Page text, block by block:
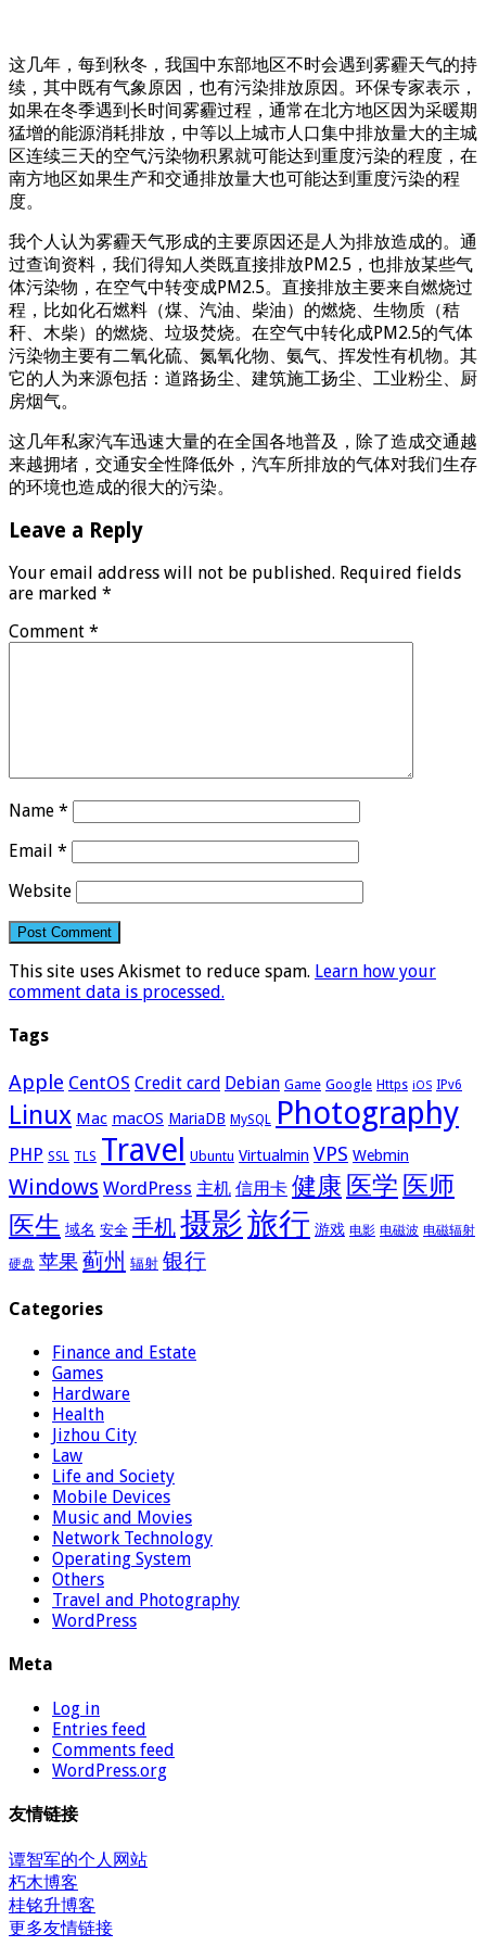
这几年，每到秋冬，我国中东部地区不时会遇到雾霾天气的持
续，其中既有气象原因，也有污染排放原因。环保专家表示，
如果在冬季遇到长时间雾霾过程，通常在北方地区因为采暖期
猛增的能源消耗排放，中等以上城市人口集中排放量大的主城
区连续三天的空气污染物积累就可能达到重度污染的程度，在
南方地区如果生产和交通排放量大也可能达到重度污染的程
度。
我个人认为雾霾天气形成的主要原因还是人为排放造成的。通
过查询资料，我们得知人类既直接排放PM2.5，也排放某些气
体污染物，在空气中转变成PM2.5。直接排放主要来自燃烧过
程，比如化石燃料（煤、汽油、柴油）的燃烧、生物质（秸
秆、木柴）的燃烧、垃圾焚烧。在空气中转化成PM2.5的气体
污染物主要有二氧化硫、氮氧化物、氨气、挥发性有机物。其
它的人为来源包括：道路扬尘、建筑施工扬尘、工业粉尘、厨
房烟气。
这几年私家汽车迅速大量的在全国各地普及，除了造成交通越
来越拥堵，交通安全性降低外，汽车所排放的气体对我们生存
的环境也造成的很大的污染。
Leave a Reply
Your email address will not be published. Required fields
are marked *
Comment *
Name *
Email *
Website
This site uses Akismet to reduce spam. Learn how your
comment data is processed.
Tags
Apple CentOS Credit card Debian Game Google Https iOS IPv6
Linux Mac macOS MariaDB MySQL Photography
PHP SSL TLS Travel Ubuntu Virtualmin VPS Webmin
Windows WordPress 主机 信用卡 健康 医学 医师
医生 域名 安全 手机摄影旅行 游戏 电影 电磁波 电磁辐射
硬盘 苹果 蓟州 辐射 银行
Categories
Finance and Estate
Games
Hardware
Health
Jizhou City
Law
Life and Society
Mobile Devices
Music and Movies
Network Technology
Operating System
Others
Travel and Photography
WordPress
Meta
Log in
Entries feed
Comments feed
WordPress.org
友情链接
谭智军的个人网站
朽木博客
桂铭升博客
更多友情链接